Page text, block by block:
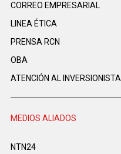
CORREO EMPRESARIAL
LINEA ÉTICA
PRENSA RCN
OBA
ATENCIÓN AL INVERSIONISTA
MEDIOS ALIADOS
NTN24